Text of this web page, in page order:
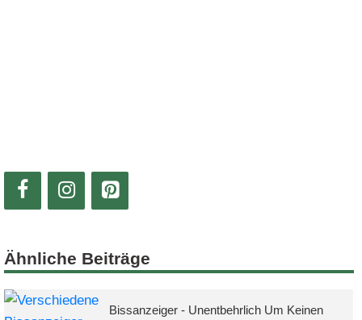
Ähnliche Beiträge
Bissanzeiger - Unentbehrlich Um Keinen